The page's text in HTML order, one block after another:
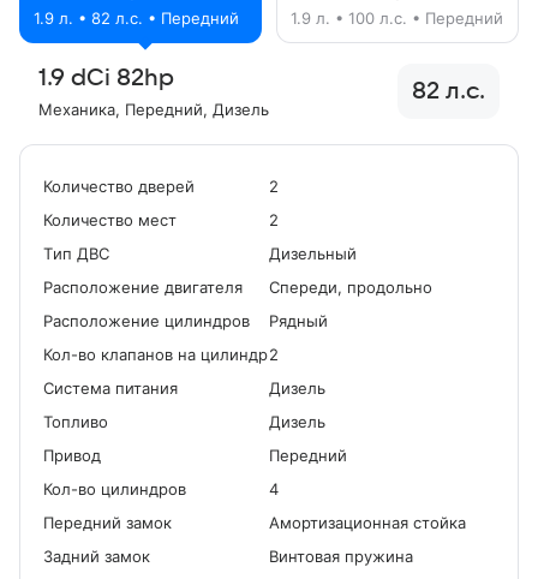
1.9 л. • 82 л.с. • Передний 1.9 л. • 100 л.с. • Передний
1.9 dCi 82hp
Механика, Передний, Дизель
82 л.с.
Количество дверей
2
Количество мест
2
Tип ДВС
Дизельный
Расположение двигателя
Спереди, продольно
Расположение цилиндров
Рядный
Кол-во клапанов на цилиндр2
Система питания
Дизель
Топливо
Дизель
Привод
Передний
Кол-во цилиндров
4
Передний замок
Амортизационная стойка
Задний замок
Винтовая пружина